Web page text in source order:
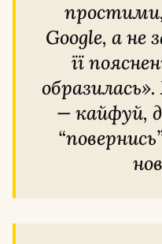
Google, а
її
— кайфуй,